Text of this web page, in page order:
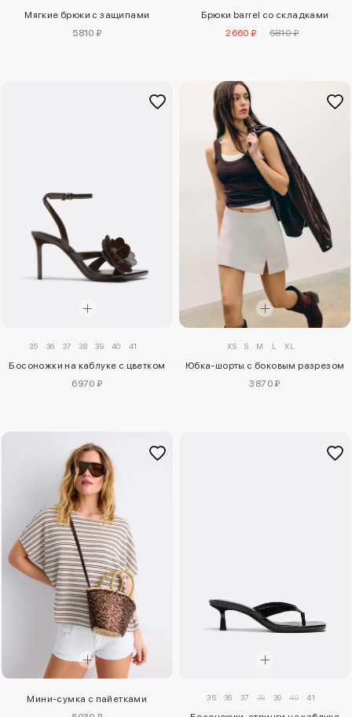
Мягкие брюки с защипами
5810 ₽
Брюки barrel со складками
2660 ₽
5810 ₽
35 36 37 38 39 40 41
Босоножки на каблуке с цветком
6970 ₽
XS S M L XL
Юбка-шорты с боковым разрезом
3870 ₽
Мини-сумка с пайетками
35 36 37 38 39 40 41